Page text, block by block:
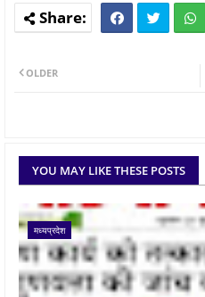
OLDER
YOU MAY LIKE THESE POSTS
मध्यप्रदेश